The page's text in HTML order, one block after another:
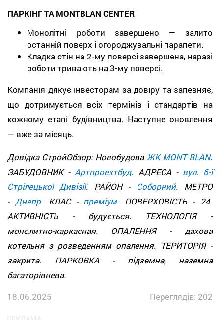
ПАРКІНГ ТА MONTBLAN CENTER
Монолітні роботи завершено — залито
останній поверх і огороджувальні парапети.
Кладка стін на 2-му поверсі завершена, наразі
роботи тривають на 3-му поверсі.
Компанія дякує інвесторам за довіру та запевняє,
що дотримується всіх термінів і стандартів на
кожному етапі будівництва. Наступне оновлення
— вже за місяць.
Довідка СтройОбзор: Новобудова ЖК MONT BLAN.
ЗАБУДОВНИК -Артпроектбуд. АДРЕСА - вул. 6-ї
Стрілецької Дивізії. РАЙОН - Соборний. МЕТРО
- Днепр. КЛАС - преміум. ПОВЕРХОВІСТЬ - 24.
АКТИВНІСТЬ - будується. ТЕХНОЛОГІЯ -
монолитно-каркасная. ОПАЛЕННЯ - дахова
котельня з розведенням опалення. ТЕРИТОРІЯ -
закрита. ПАРКОВКА - підземна, наземна
багаторівнева.
18.06.2025
Переглядів: 202